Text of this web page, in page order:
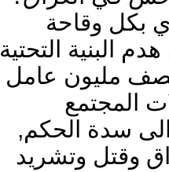
بكل وقاحة
البنية التحتية
نصف مليون عامل
المجتمع
سدة الحكم,
وقتل وتشريد